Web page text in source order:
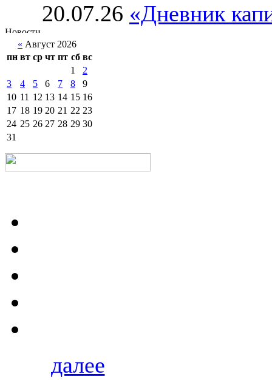
20.07.26 «Дневник
« Август 2026
пн вт ср чт пт сб вс
1
2
3
4 5 6 7 8
9
10 11 12 13 14 15 16
17 18 19 20 21 22 23
24 25 26 27 28 29 30
31
далее